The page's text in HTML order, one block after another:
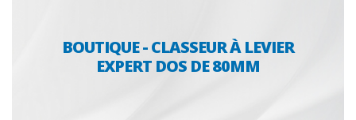
BOUTIQUE - CLASSEUR À LEVIER
EXPERT DOS DE 80MM